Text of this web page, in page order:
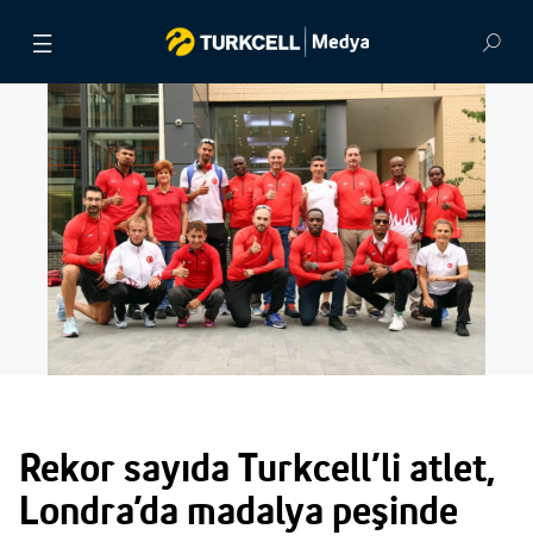
BASIN BÜLTENLERİ
VİDEOLAR
GÖRSEL ARŞİV
İLETİŞİM
Rekor sayıda Turkcell’li atlet,
Londra’da madalya peşinde